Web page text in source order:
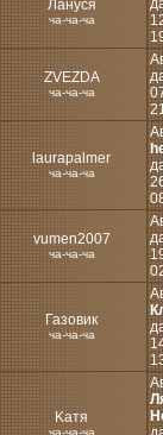
Лануся
ча-ча-ча
ZVEZDA
ча-ча-ча
laurapalmer
ча-ча-ча
vumen2007
ча-ча-ча
Газовик
ча-ча-ча
Kaтя
ча-ча-ча